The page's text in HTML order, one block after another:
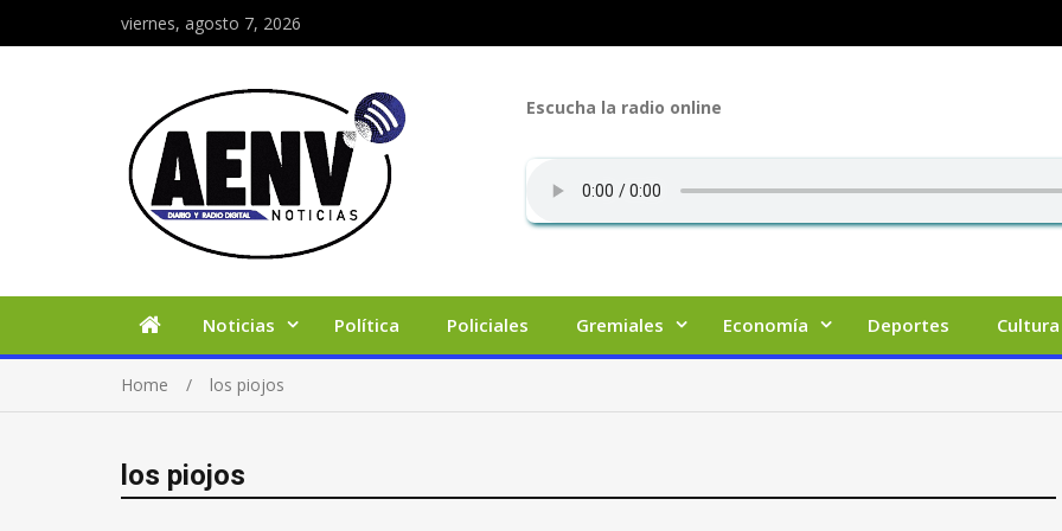
viernes, agosto 7, 2026
Escucha la radio online
Noticias Política Policiales Gremiales Economía Deportes Cultura
Home los piojos
los piojos